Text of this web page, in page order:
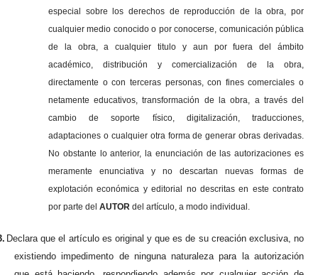
especial sobre los derechos de reproducción de la obra, por
cualquier medio conocido o por conocerse, comunicación pública
de la obra, a cualquier titulo y aun por fuera del ámbito
académico, distribución y comercialización de la obra,
directamente o con terceras personas, con fines comerciales o
netamente educativos, transformación de la obra, a través del
cambio de soporte físico, digitalización, traducciones,
adaptaciones o cualquier otra forma de generar obras derivadas.
No obstante lo anterior, la enunciación de las autorizaciones es
meramente enunciativa y no descartan nuevas formas de
explotación económica y editorial no descritas en este contrato
por parte del AUTORdel artículo, a modo individual.
Declara que el artículo es original y que es de su creación exclusiva, no
existiendo impedimento de ninguna naturaleza para la autorización